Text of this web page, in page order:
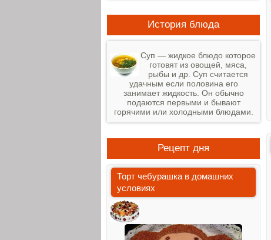
История блюда
Суп — жидкое блюдо которое
готовят из овощей, мяса,
рыбы и др. Суп считается
удачным если половина его
занимает жидкость. Он обычно
подаются первыми и бывают
горячими или холодными блюдами.
Рецепт дня
Торт чебурашка в домашних
условиях